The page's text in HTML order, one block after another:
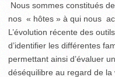
Nous sommes constitués
nos « hôtes » à qui nous
L’évolution récente des
d’identifier les différentes
permettant ainsi d’évaluer
déséquilibre au regard de la